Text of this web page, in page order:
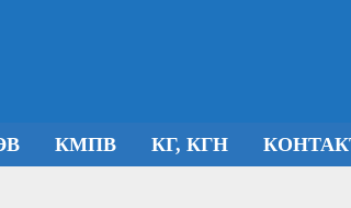
КМПВ КГ, КГН